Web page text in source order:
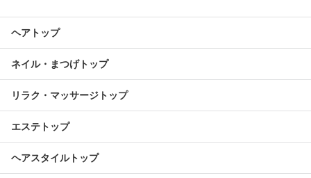
ヘアトップ
ネイル・まつげトップ
リラク・マッサージトップ
エステトップ
ヘアスタイルトップ